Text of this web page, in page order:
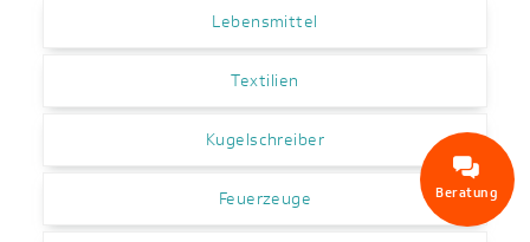
Lebensmittel
Textilien
Kugelschreiber
Feuerzeuge Beratung